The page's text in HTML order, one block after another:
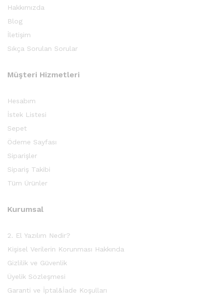
Hakkımızda
Blog
İletişim
Sıkça Sorulan Sorular
Müşteri Hizmetleri
Hesabım
İstek Listesi
Sepet
Ödeme Sayfası
Siparişler
Sipariş Takibi
Tüm Ürünler
Kurumsal
2. El Yazılım Nedir?
Kişisel Verilerin Korunması Hakkında
Gizlilik ve Güvenlik
Üyelik Sözleşmesi
Garanti ve İptal&İade Koşulları